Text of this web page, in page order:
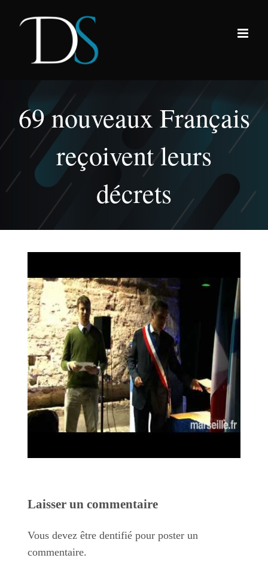
69 nouveaux Français
reçoivent leurs
décrets
Laisser un commentaire
Vous devez être dentifié pour poster un
commentaire.